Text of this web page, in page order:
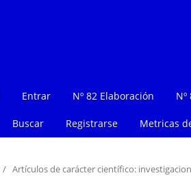
Entrar Nº 82 Elaboración
Buscar Registrarse Metricas
/ Artículos de carácter científico: